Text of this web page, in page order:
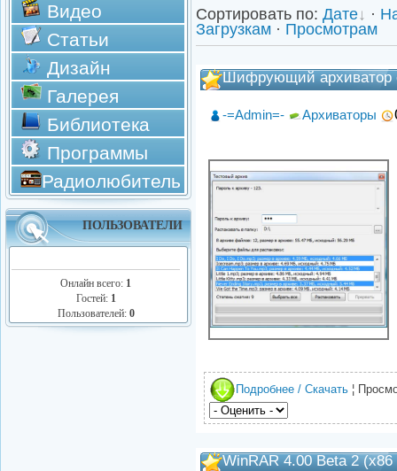
Видео
Статьи
Дизайн
Галерея
Библиотека
Программы
Радиолюбитель
ПОЛЬЗОВАТЕЛИ
Онлайн всего: 1
Гостей: 1
Пользователей: 0
Сортировать по: Дате ·
Загрузкам · Просмотрам
Шифрующий архиватор
-=Admin=- Архиваторы
Подробнее / Скачать ¦
WinRAR 4.00 Beta 2